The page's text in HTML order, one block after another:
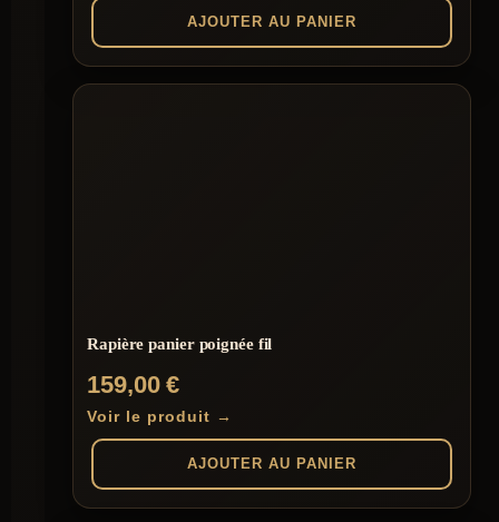
AJOUTER AU PANIER
Rapière panier poignée fil
159,00€
Voir le produit →
AJOUTER AU PANIER